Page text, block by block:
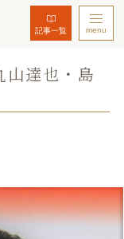
記事一覧 menu
達也・島